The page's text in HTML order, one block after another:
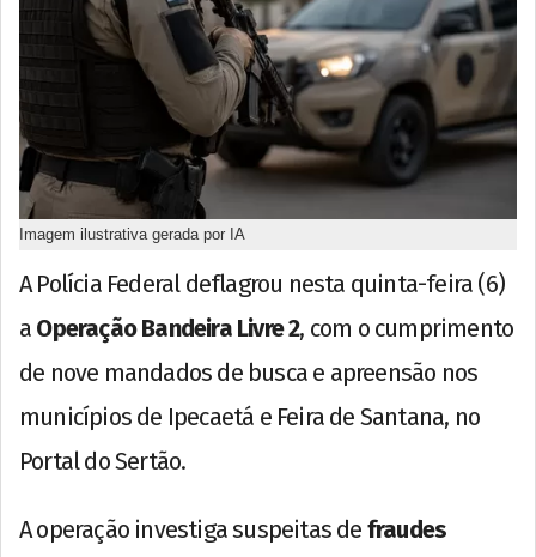
Imagem ilustrativa gerada por IA
A Polícia Federal deflagrou nesta quinta-feira (6)
a Operação Bandeira Livre 2, com o cumprimento
de nove mandados de busca e apreensão nos
municípios de Ipecaetá e Feira de Santana, no
Portal do Sertão.
A operação investiga suspeitas de fraudes